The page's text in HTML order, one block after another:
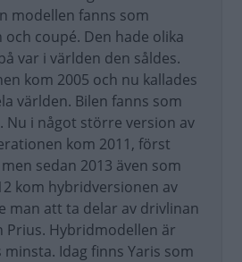
modellen fanns som
och coupé. Den hade olika
var i världen den såldes.
kom 2005 och nu kallades
världen. Bilen fanns som
Nu i något större version av
kom 2011, först
sedan 2013 även som
kom hybridversionen av
man att ta delar av drivlinan
Hybridmodellen är
Idag finns Yaris som